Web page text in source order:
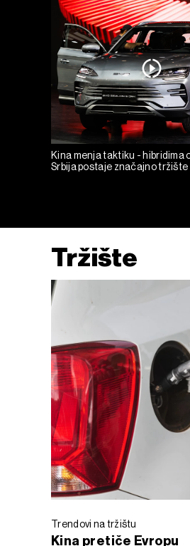
Kina menja taktiku - hibridima
Srbija postaje značajno tržište
Tržište
Trendovi na tržištu
Kina pretiče Evropu